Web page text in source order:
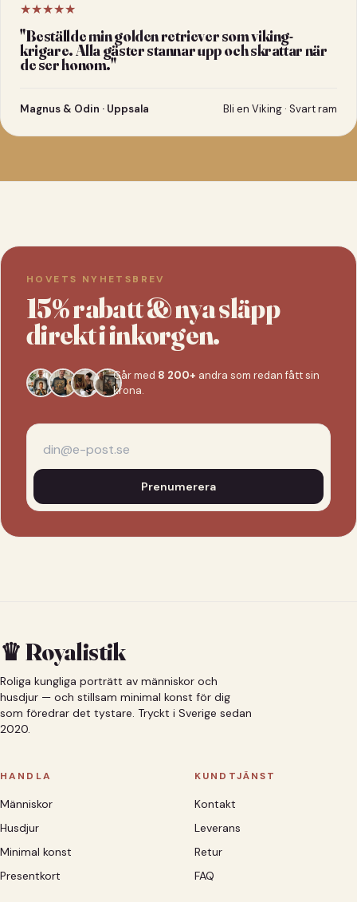
★★★★★
"Beställde min golden retriever som viking-
krigare. Alla gäster stannar upp och skrattar när
de ser honom."
Magnus & Odin · Uppsala Bli en Viking · Svart ram
HOVETS NYHETSBREV
15% rabatt & nya släpp
direkt i inkorgen.
Går med 8 200+ andra som redan fått sin
krona.
Prenumerera
♛ Royalistik
Roliga kungliga porträtt av människor och
husdjur — och stillsam minimal konst för dig
som föredrar det tystare. Tryckt i Sverige sedan
2020.
HANDLA
Människor
Husdjur
Minimal konst
Presentkort
KUNDTJÄNST
Kontakt
Leverans
Retur
FAQ